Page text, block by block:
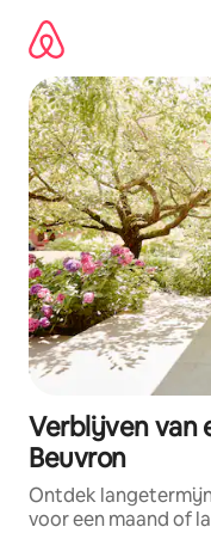
direct
naar
inhoud
Verblijven van
Beuvron
Ontdek
voor een maand of